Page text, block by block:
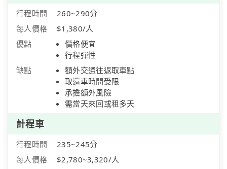
行程時間
260~290分
每人價格
$1,380/人
優點
價格便宜
行程彈性
缺點
額外交通往返取車點
取還車時間受限
承擔額外風險
需當天來回或租多天
計程車
行程時間
235~245分
每人價格
$2,780~3,320/人